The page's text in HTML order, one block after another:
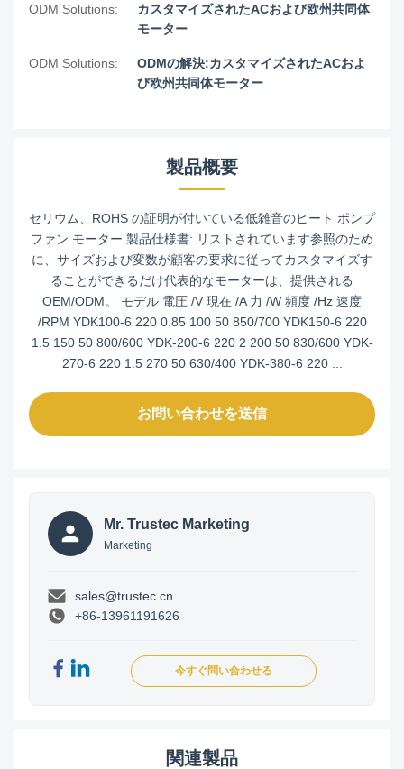
ODM Solutions:
カスタマイズされたACおよび欧州共同体
モーター
ODM Solutions:
ODMの解決:カスタマイズされたACおよ
び欧州共同体モーター
製品概要
セリウム、ROHS の証明が付いている低雑音のヒート ポンプ
ファン モーター 製品仕様書: リストされています参照のため
に、サイズおよび変数が顧客の要求に従ってカスタマイズす
ることができるだけ代表的なモーターは、提供される
OEM/ODM。 モデル 電圧 /V 現在 /A 力 /W 頻度 /Hz 速度
/RPM YDK100-6 220 0.85 100 50 850/700 YDK150-6 220
1.5 150 50 800/600 YDK-200-6 220 2 200 50 830/600 YDK-
270-6 220 1.5 270 50 630/400 YDK-380-6 220 ...
お問い合わせを送信
Mr. Trustec Marketing
Marketing
sales@trustec.cn
+86-13961191626
今すぐ問い合わせる
関連製品